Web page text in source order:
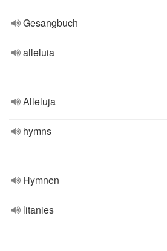
Gesangbuch
alleluia
Alleluja
hymns
Hymnen
litanies